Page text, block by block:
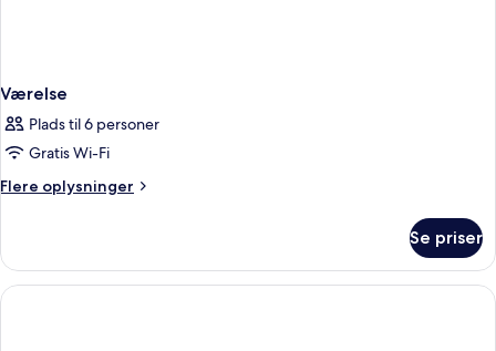
Værelse
Plads til 6 personer
Gratis Wi-Fi
Flere oplysninger
Flere
Se priser